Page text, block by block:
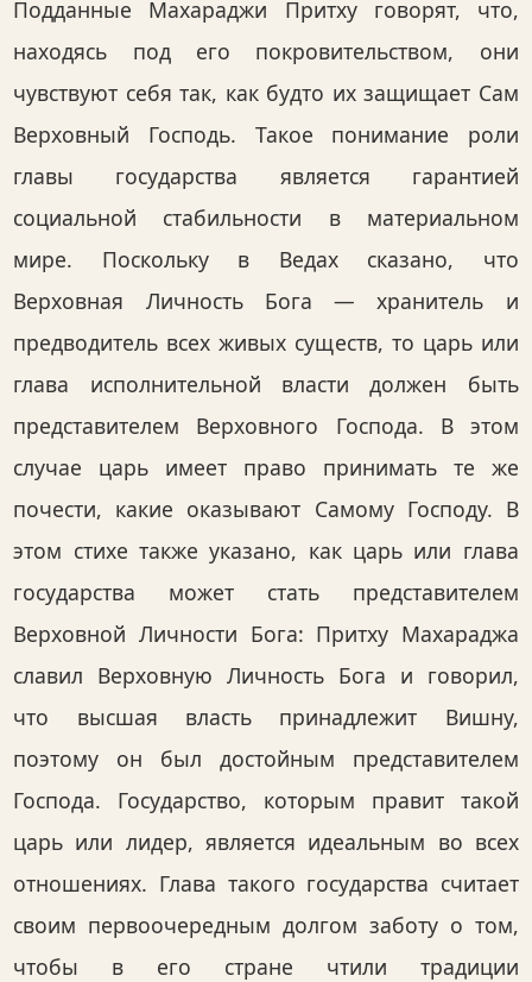
Подданные Махараджи Притху говорят, что,
находясь под его покровительством, они
чувствуют себя так, как будто их защищает Сам
Верховный Господь. Такое понимание роли
главы государства является гарантией
социальной стабильности в материальном
мире. Поскольку в Ведах сказано, что
Верховная Личность Бога — хранитель и
предводитель всех живых существ, то царь или
глава исполнительной власти должен быть
представителем Верховного Господа. В этом
случае царь имеет право принимать те же
почести, какие оказывают Самому Господу. В
этом стихе также указано, как царь или глава
государства может стать представителем
Верховной Личности Бога: Притху Махараджа
славил Верховную Личность Бога и говорил,
что высшая власть принадлежит Вишну,
поэтому он был достойным представителем
Господа. Государство, которым правит такой
царь или лидер, является идеальным во всех
отношениях. Глава такого государства считает
своим первоочередным долгом заботу о том,
чтобы в его стране чтили традиции